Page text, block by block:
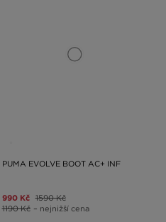
PUMA EVOLVE BOOT AC+ INF
990 Kč 1590 Kč
1190 Kč – nejnižší cena